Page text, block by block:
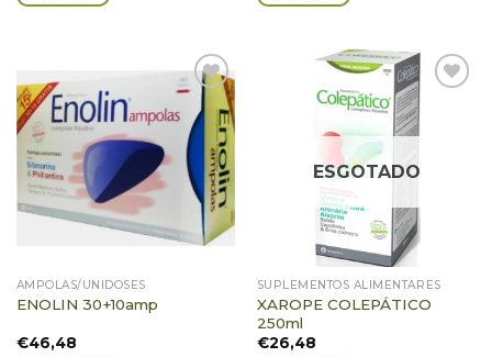
Adicionar
Favoritos
AMPOLAS/UNIDOSES
ENOLIN 30+10amp
€46,48
Adicionar
Favoritos
ESGOTADO
SUPLEMENTOS ALIMENTARES
XAROPE COLEPÁTICO
250ml
€26,48